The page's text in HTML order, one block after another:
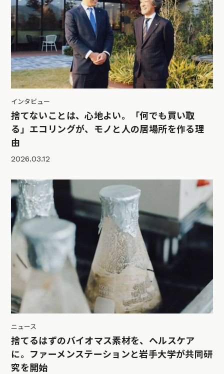
インタビュー
捨てないことは、心地よい。「何でも買い取
る」エコリングが、モノと人の居場所を作る理
由
2026.03.12
ニュース
捨てるはずのバイオマス素材を、ヘルスケア
に。ファーメンステーションと岩手大学が共同研
究を開始